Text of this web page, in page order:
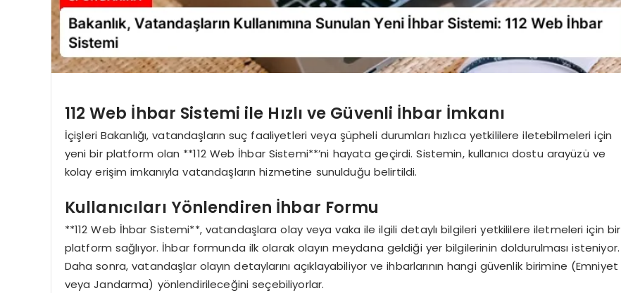
112 Web İhbar Sistemi ile Hızlı ve Güvenli İhbar İmkanı
İçişleri Bakanlığı, vatandaşların suç faaliyetleri veya şüpheli durumları hızlıca yetkililere iletebilmeleri için
yeni bir platform olan **112 Web İhbar Sistemi**’ni hayata geçirdi. Sistemin, kullanıcı dostu arayüzü ve
kolay erişim imkanıyla vatandaşların hizmetine sunulduğu belirtildi.
Kullanıcıları Yönlendiren İhbar Formu
**112 Web İhbar Sistemi**, vatandaşlara olay veya vaka ile ilgili detaylı bilgileri yetkililere iletmeleri için bir
platform sağlıyor. İhbar formunda ilk olarak olayın meydana geldiği yer bilgilerinin doldurulması isteniyor.
Daha sonra, vatandaşlar olayın detaylarını açıklayabiliyor ve ihbarlarının hangi güvenlik birimine (Emniyet
veya Jandarma) yönlendirileceğini seçebiliyorlar.